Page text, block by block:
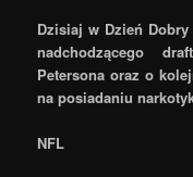
Dzisiaj w Dzień
nadchodzącego
Petersona oraz o
na posiadaniu
NFL